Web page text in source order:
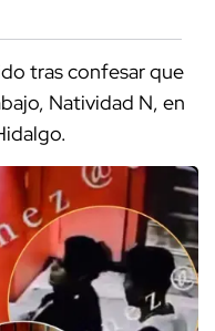
tras confesar que
Natividad N, en